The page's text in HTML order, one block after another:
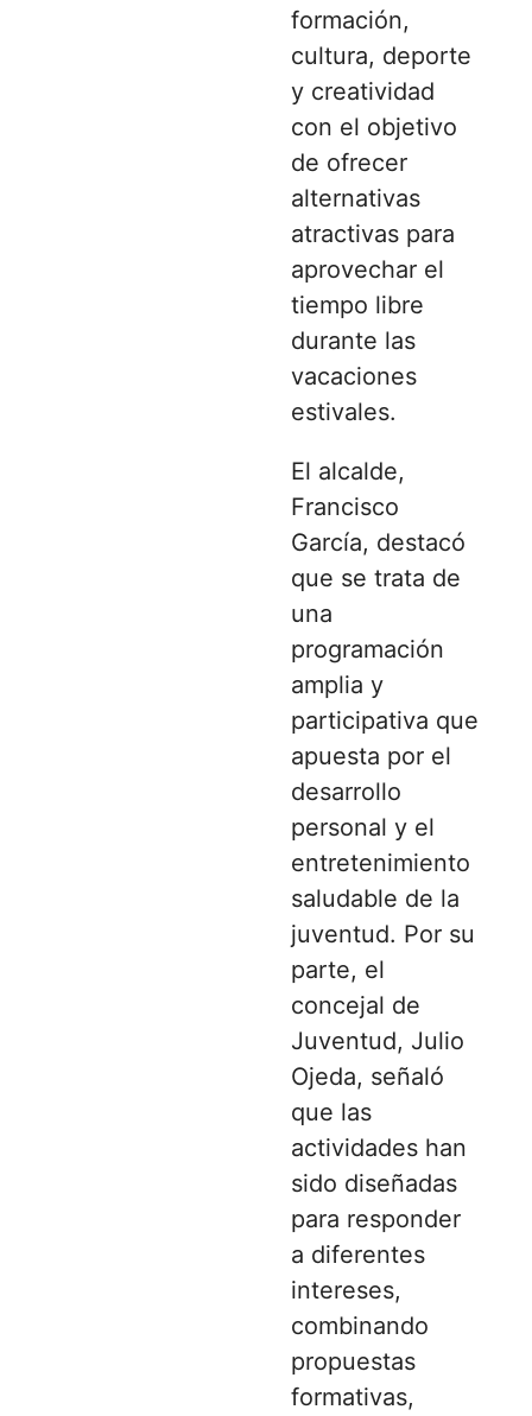
formación,
cultura, deporte
y creatividad
con el objetivo
de ofrecer
alternativas
atractivas para
aprovechar el
tiempo libre
durante las
vacaciones
estivales.
El alcalde,
Francisco
García, destacó
que se trata de
una
programación
amplia y
participativa que
apuesta por el
desarrollo
personal y el
entretenimiento
saludable de la
juventud. Por su
parte, el
concejal de
Juventud, Julio
Ojeda, señaló
que las
actividades han
sido diseñadas
para responder
a diferentes
intereses,
combinando
propuestas
formativas,